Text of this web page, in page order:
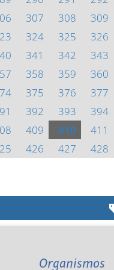
307 308
309
324 325
326
341 342
343
358 359
360
375 376
377
392 393
394
409 410
411
426 427
428
Organismos